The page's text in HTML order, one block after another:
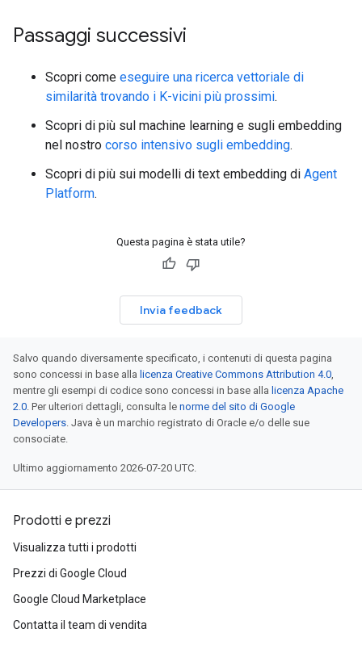
Passaggi successivi
Scopri come eseguire una ricerca vettoriale di
similarità trovando i K-vicini più prossimi.
Scopri di più sul machine learning e sugli embedding
nel nostro corso intensivo sugli embedding.
Scopri di più sui modelli di text embedding di Agent
Platform.
Questa pagina è stata utile?
Invia feedback
Salvo quando diversamente specificato, i contenuti di questa pagina
sono concessi in base alla licenza Creative Commons Attribution 4.0,
mentre gli esempi di codice sono concessi in base alla licenza Apache
2.0. Per ulteriori dettagli, consulta le norme del sito di Google
Developers. Java è un marchio registrato di Oracle e/o delle sue
consociate.
Ultimo aggiornamento 2026-07-20 UTC.
Prodotti e prezzi
Visualizza tutti i prodotti
Prezzi di Google Cloud
Google Cloud Marketplace
Contatta il team di vendita